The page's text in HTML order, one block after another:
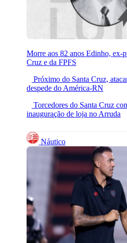
Morre aos 82 anos Edinho, ex-
Cruz e da FPFS
Próximo do Santa Cruz,
despede do América-RN
Torcedores do Santa Cruz
inauguração de loja no Arruda
Náutico